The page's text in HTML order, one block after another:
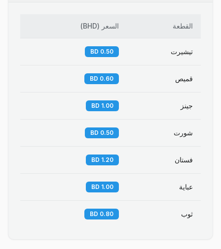
القطعة السعر (
BHD
)
تيشيرت 0.50 BD
قميص 0.60 BD
جينز 1.00 BD
شورت 0.50 BD
فستان 1.20 BD
عباية 1.00 BD
ثوب 0.80 BD